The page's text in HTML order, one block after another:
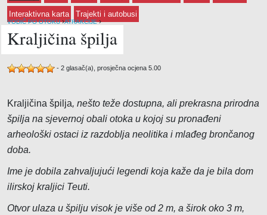
Interaktivna karta Trajekti i autobusi
VODIČ PO OTOKU ›ATRAKCIJE ›
Kraljičina špilja
- 2 glasač(a), prosječna ocjena 5.00
Kraljičina špilja, nešto teže dostupna, ali prekrasna prirodna
špilja na sjevernoj obali otoka u kojoj su pronađeni
arheološki ostaci iz razdoblja neolitika i mlađeg brončanog
doba.
Ime je dobila zahvaljujući legendi koja kaže da je bila dom
ilirskoj kraljici Teuti.
Otvor ulaza u špilju visok je više od 2 m, a širok oko 3 m,